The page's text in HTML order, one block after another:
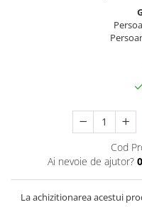
Transmitator de fisiere
Cod
Ai nevoie de ajutor?
La achizitionarea acestui